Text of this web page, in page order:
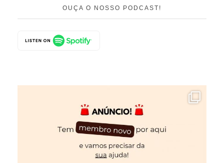
OUÇA O NOSSO PODCAST!